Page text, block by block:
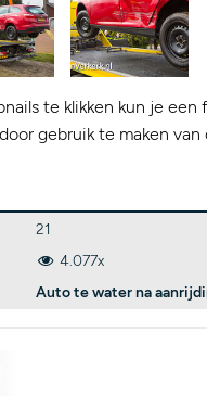
te klikken kun je
gebruik te maken
21
4.077x
Auto te water na